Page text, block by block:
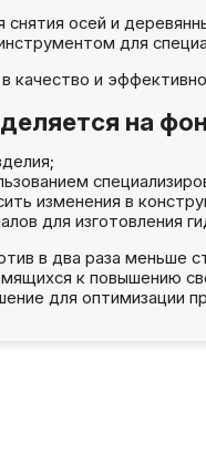
осей и
для
и
на
изменения в
для изготовления
в два раза меньше
к повышению
для оптимизации